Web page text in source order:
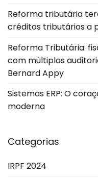
Reforma tributária
créditos tributários a
Reforma Tributária:
com múltiplas
Bernard Appy
Sistemas ERP: O
moderna
Categorias
IRPF 2024